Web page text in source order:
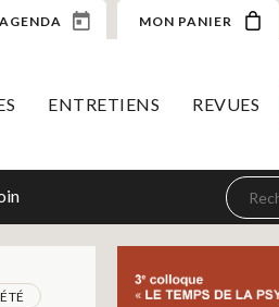
MON PANIER
ENTRETIENS REVUES